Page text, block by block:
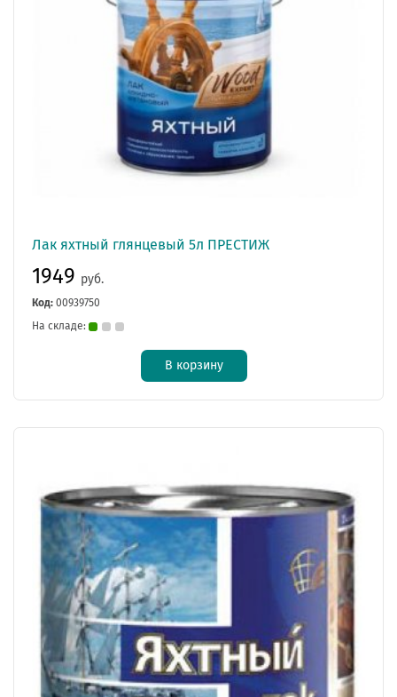
Лак яхтный глянцевый 5л ПРЕСТИЖ
1949 руб.
Код: 00939750
На складе:
В корзину